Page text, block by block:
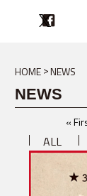
HOME NEWS
NEWS
«
ALL